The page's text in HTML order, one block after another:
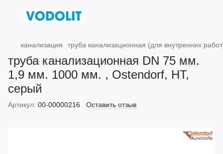
канализация труба канализационная (для внутренних
труба канализационная DN 75 мм.
1,9 мм. 1000 мм. , Ostendorf, HT,
серый
Артикул: 00-00000216 Оставить отзыв